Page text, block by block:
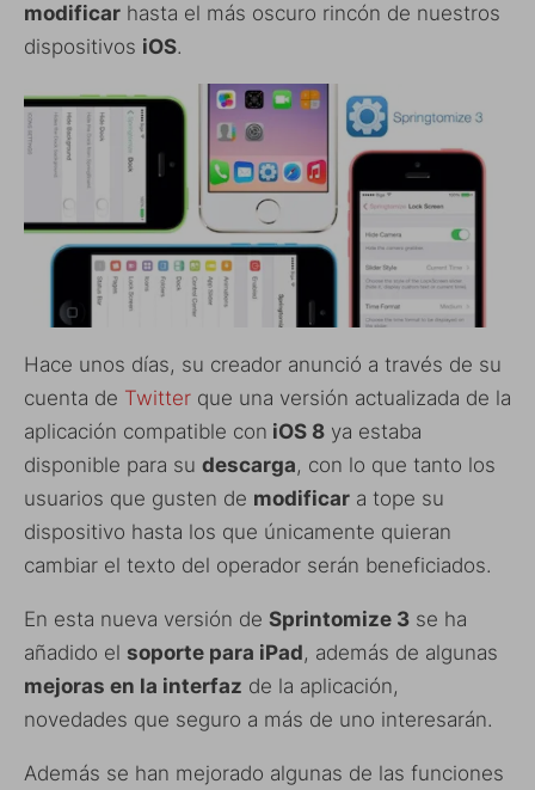
modificar hasta el más oscuro rincón de nuestros
dispositivos iOS.
Hace unos días, su creador anunció a través de su
cuenta de Twitter que una versión actualizada de la
aplicación compatible con iOS 8 ya estaba
disponible para su descarga, con lo que tanto los
usuarios que gusten de modificar a tope su
dispositivo hasta los que únicamente quieran
cambiar el texto del operador serán beneficiados.
En esta nueva versión de Sprintomize 3 se ha
añadido el soporte para iPad, además de algunas
mejoras en la interfaz de la aplicación,
novedades que seguro a más de uno interesarán.
Además se han mejorado algunas de las funciones